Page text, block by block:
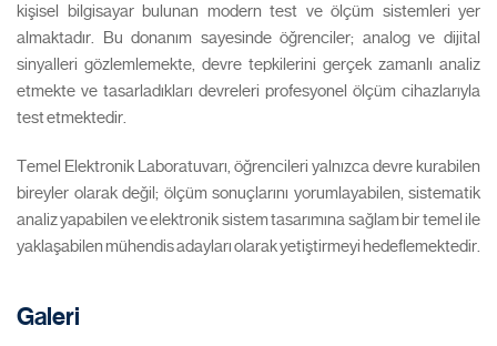
kişisel bilgisayar bulunan modern test ve ölçüm sistemleri yer
almaktadır. Bu donanım sayesinde öğrenciler; analog ve dijital
sinyalleri gözlemlemekte, devre tepkilerini gerçek zamanlı analiz
etmekte ve tasarladıkları devreleri profesyonel ölçüm cihazlarıyla
test etmektedir.
Temel Elektronik Laboratuvarı, öğrencileri yalnızca devre kurabilen
bireyler olarak değil; ölçüm sonuçlarını yorumlayabilen, sistematik
analiz yapabilen ve elektronik sistem tasarımına sağlam bir temel ile
yaklaşabilen mühendis adayları olarak yetiştirmeyi hedeflemektedir.
Galeri